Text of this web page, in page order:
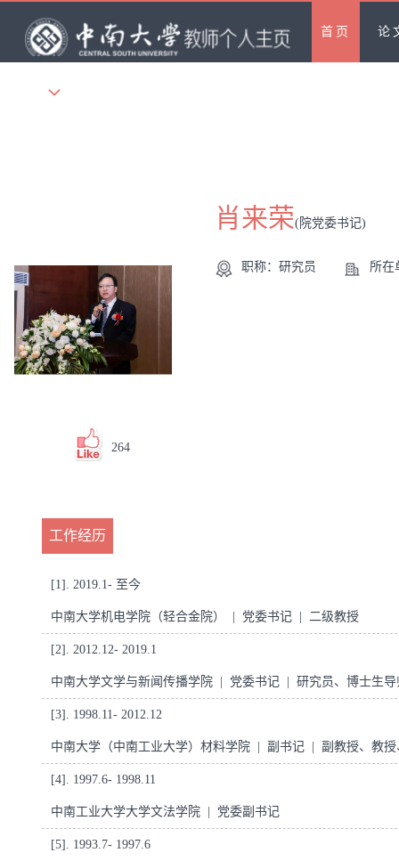
首页 论
264
肖来荣(院党委书记)
职称：研究员 所在
工作经历
[1]. 2019.1- 至今
中南大学机电学院（轻合金院） | 党委书记 | 二级教授
[2]. 2012.12- 2019.1
中南大学文学与新闻传播学院 | 党委书记 | 研究员、博士生导
[3]. 1998.11- 2012.12
中南大学（中南工业大学）材料学院 | 副书记 | 副教授、教授
[4]. 1997.6- 1998.11
中南工业大学大学文法学院 | 党委副书记
[5]. 1993.7- 1997.6